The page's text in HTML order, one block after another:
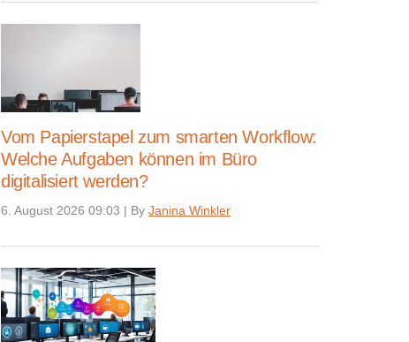
Vom Papierstapel zum smarten Workflow:
Welche Aufgaben können im Büro
digitalisiert werden?
6. August 2026 09:03 | By Janina Winkler